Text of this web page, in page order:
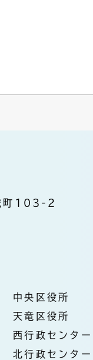
町103-2
中央区役所
天竜区役所
西行政センター
北行政センター